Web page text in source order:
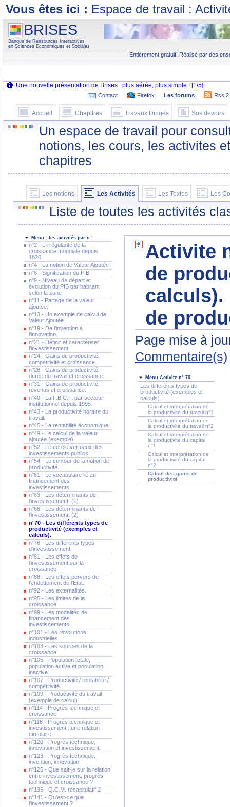
Vous êtes ici : Espace de travail :
BRISES
Banque de Ressources Interactives
en Sciences Economiques et Sociales
Entièrement gratuit. Réalisé par des
Contact Firefox Les forums Rss
Accueil Chapitres Travaux Dirigés Sos devoirs
Un espace de travail pour
notions, les cours, les activites
chapitres
Les notions Les Activités Les Textes Les
Liste de toutes les activités
Menu : les activités par n°
n°2 - L'irrégularité de la
croissance mondiale depuis
1820.
n°4 - La notion de Valeur Ajoutée
n°6 - Signification du PIB
n°9 - Niveau de départ et
évolution du PIB par habitant
selon la zone
n°11 - Partage de la valeur
ajoutée.
n°13 - Un exemple de calcul de
Valeur Ajoutée
n°19 - De l'invention à
l'innovation.
n°21 - Définir et caractériser
l'investissement
n°24 - Gains de productivité,
compétitivité et croissance.
n°28 - Gains de productivité,
durée du travail et croissance.
n°31 - Gains de productivité,
revenus et croissance.
n°40 - La F.B.C.F. par secteur
institutionnel depuis 1995.
n°43 - La productivité horaire du
travail.
n°45 - La rentabilité économique
n°49 - Le calcul de la valeur
ajoutée (exemple)
n°52 - Le cercle vertueux des
investissements publics.
n°54 - Le contour de la notion de
productivité.
n°61 - Le vocabulaire lié au
financement des
investissements.
n°63 - Les déterminants de
l'investissement. (1).
n°68 - Les déterminants de
l'investissement. (2)
n°70 - Les différents types de
productivité (exemples et
calculs).
n°76 - Les différents types
d'investissement
n°81 - Les effets de
l'investissement sur la
croissance.
n°88 - Les effets pervers de
l'endettement de l'Etat.
n°92 - Les externalités.
n°95 - Les limites de la
croissance
n°99 - Les modalités de
financement des
investissements.
n°101 - Les révolutions
industrielles
n°103 - Les sources de la
croissance
n°105 - Population totale,
population active et population
inactive.
n°107 - Productivité / rentabilité /
compétitivité.
n°109 - Productivité du travail
(exemple de calcul)
n°114 - Progrès technique et
croissance.
n°118 - Progrès technique et
investissement : une relation
circulaire.
n°120 - Progrès technique,
innovation et investissement.
n°123 - Progrès technique,
invention, innovation.
n°125 - Que sait-je sur la relation
entre investissement, progrès
technique et croissance ?
n°135 - Q.C.M. récapitulatif 2
n°141 - Qu'est-ce que
l'investissement ?
Activite
de
de
Page mise à
Commentaire(s)
Menu Activite n° 70
Les différents types de
productivité (exemples et
calculs).
Calcul et interprétation de
la productivité du travail n°1
Calcul et interprétation de
la productivité du travail n°2
Calcul et interprétation de
la productivité du capital
n°1
Calcul et interprétation de
la productivité du capital
n°2
Calcul des gains de
productivité